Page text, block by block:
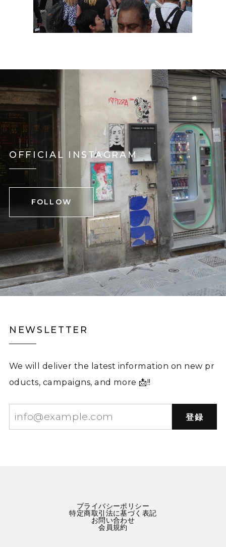
OFFICIAL INSTAGRAM
FOLLOW
NEWSLETTER
We will deliver the latest information on new pr
oducts, campaigns, and more 📩!!
登録
プライバシーポリシー
特定商取引法に基づく表記
お問い合わせ
会員規約